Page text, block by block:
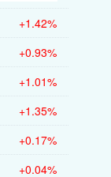
+1.42%
+0.93%
+1.01%
+1.35%
+0.17%
+0.04%